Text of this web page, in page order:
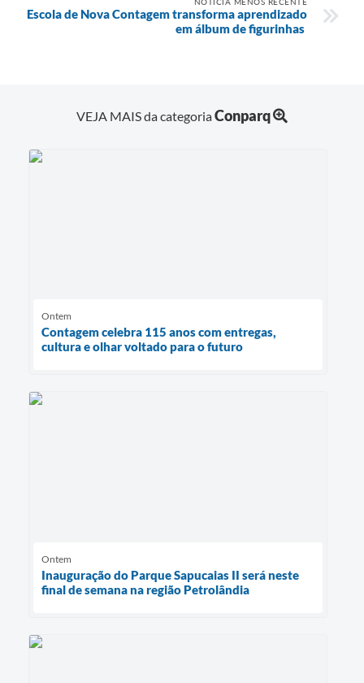
Escola de Nova Contagem transforma aprendizado
em álbum de figurinhas
VEJA MAIS da categoriaConparq
Ontem
Contagem celebra 115 anos com entregas,
cultura e olhar voltado para o futuro
Ontem
Inauguração do Parque Sapucaias II será neste
final de semana na região Petrolândia